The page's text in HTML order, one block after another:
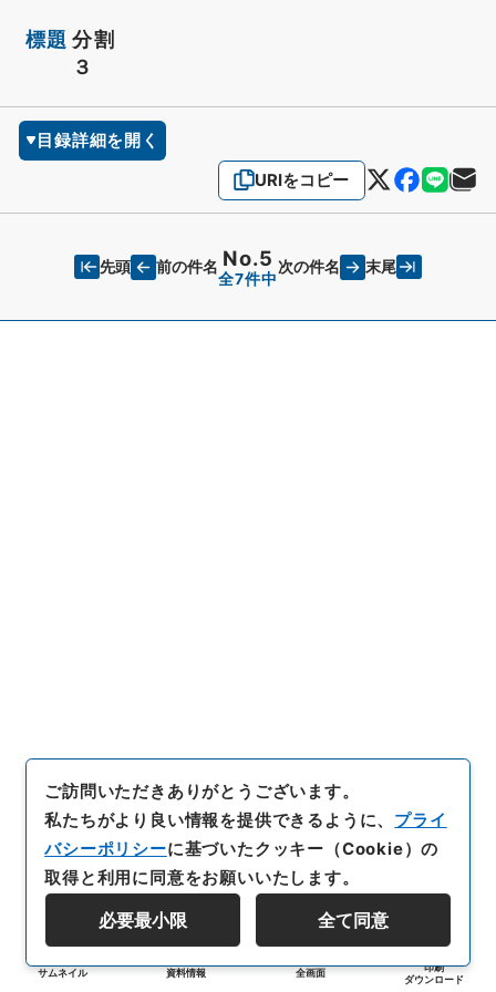
標題 分割
３
目録詳細を開く
URIをコピー
先頭 前の件名 No.5
全7件中
次の件名 末尾
サムネイル 資料情報 全画面
印刷
ダウンロード
ご訪問いただきありがとうございます。
私たちがより良い情報を提供できるように、 プライ
バシーポリシーに基づいたクッキー（Cookie）の
取得と利用に同意をお願いいたします。
必要最小限 全て同意